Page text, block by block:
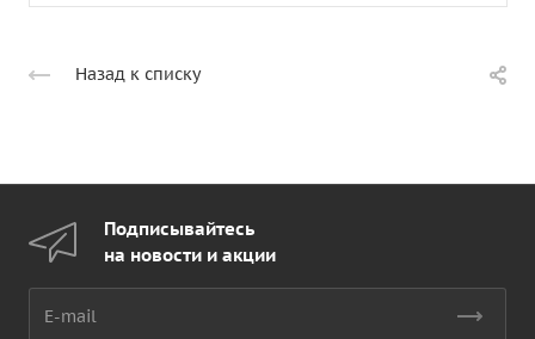
Назад к списку
Подписывайтесь
на новости и акции